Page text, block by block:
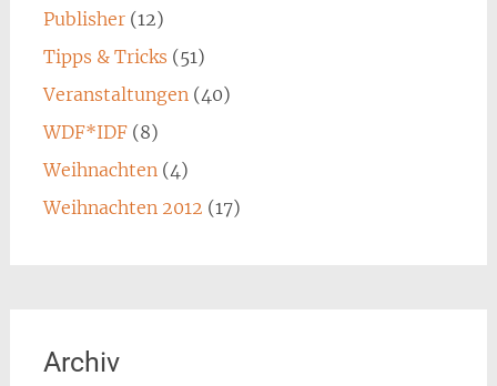
Publisher(12)
Tipps & Tricks (51)
Veranstaltungen (40)
WDF*IDF(8)
Weihnachten (4)
Weihnachten 2012 (17)
Archiv